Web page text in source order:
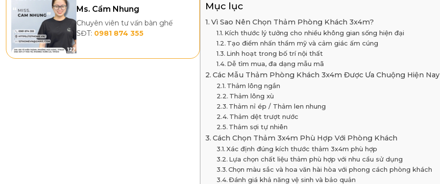
Ms. Cẩm Nhung
Chuyên viên tư vấn bàn ghế
SĐT: 0981 874 355
Mục lục
Vì Sao Nên Chọn Thảm Phòng Khách 3x4m?
Kích thước lý tưởng cho nhiều không gian sống hiện đại
Tạo điểm nhấn thẩm mỹ và cảm giác ấm cúng
Linh hoạt trong bố trí nội thất
Dễ tìm mua, đa dạng mẫu mã
Các Mẫu Thảm Phòng Khách 3x4m Được Ưa Chuộng Hiện Nay
Thảm lông ngắn
Thảm lông xù
Thảm nỉ ép / Thảm len nhung
Thảm dệt trượt nước
Thảm sợi tự nhiên
Cách Chọn Thảm 3x4m Phù Hợp Với Phòng Khách
Xác định đúng kích thước thảm 3x4m phù hợp
Lựa chọn chất liệu thảm phù hợp với nhu cầu sử dụng
Chọn màu sắc và hoa văn hài hòa với phong cách phòng khách
Đánh giá khả năng vệ sinh và bảo quản